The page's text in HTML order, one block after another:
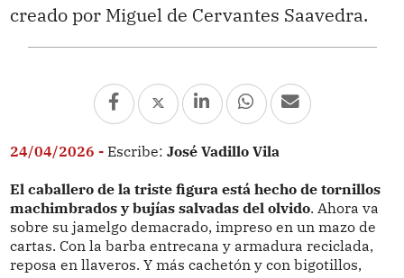
creado por Miguel de Cervantes Saavedra.
24/04/2026 - Escribe: José Vadillo Vila
El caballero de la triste figura está hecho de tornillos
machimbrados y bujías salvadas del olvido. Ahora va
sobre su jamelgo demacrado, impreso en un mazo de
cartas. Con la barba entrecana y armadura reciclada,
reposa en llaveros. Y más cachetón y con bigotillos,